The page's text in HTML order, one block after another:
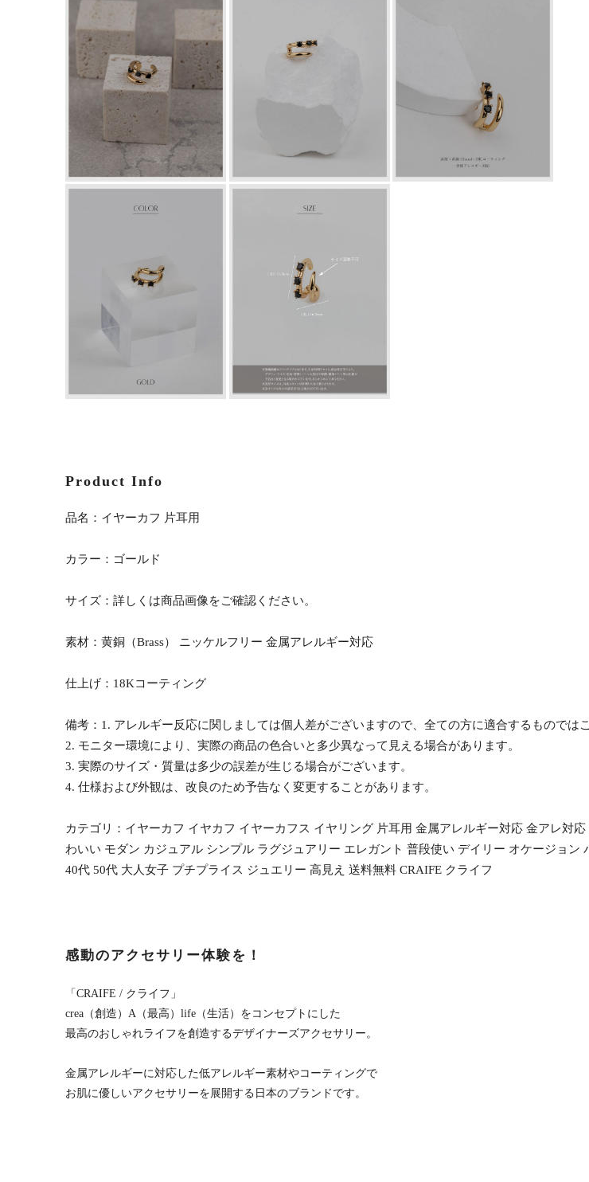
Product Info
品名：イヤーカフ 片耳用
カラー：ゴールド
サイズ：詳しくは商品画像をご確認ください。
素材：黄銅（Brass） ニッケルフリー 金属アレルギー対応
仕上げ：18Kコーティング
備考：1. アレルギー反応に関しましては個人差がございますので、全ての方に適合するものでは
2. モニター環境により、実際の商品の色合いと多少異なって見える場合があります。
3. 実際のサイズ・質量は多少の誤差が生じる場合がございます。
4. 仕様および外観は、改良のため予告なく変更することがあります。
カテゴリ：イヤーカフ イヤカフ イヤーカフス イヤリング 片耳用 金属アレルギー対応 金アレ対
わいい モダン カジュアル シンプル ラグジュアリー エレガント 普段使い デイリー オケージョ
40代 50代 大人女子 プチプライス ジュエリー 高見え 送料無料 CRAIFE クライフ
感動のアクセサリー体験を！
「CRAIFE / クライフ」
crea（創造）A（最高）life（生活）をコンセプトにした
最高のおしゃれライフを創造するデザイナーズアクセサリー。
金属アレルギーに対応した低アレルギー素材やコーティングで
お肌に優しいアクセサリーを展開する日本のブランドです。